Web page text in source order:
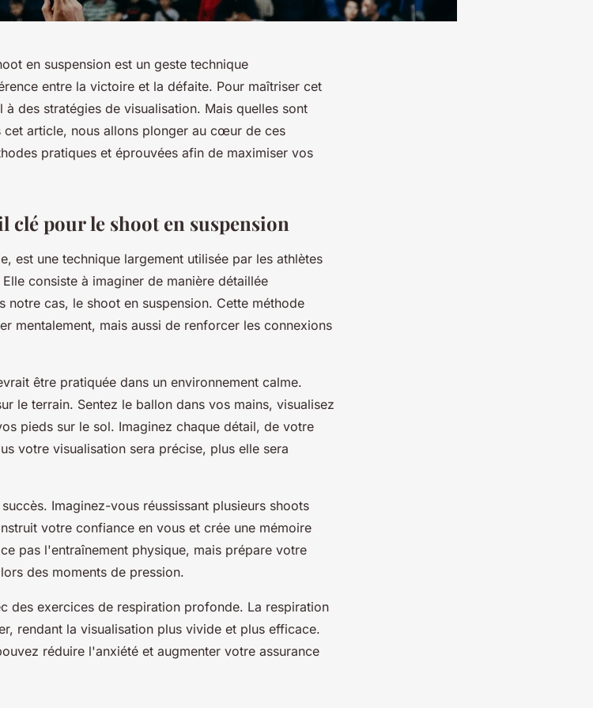
en suspension est un geste technique
entre la victoire et la défaite. Pour maîtriser cet
des stratégies de visualisation. Mais quelles sont
cet article, nous allons plonger au cœur de ces
pratiques et éprouvées afin de maximiser vos
pour le shoot en suspension
est une technique largement utilisée par les athlètes
consiste à imaginer de manière détaillée
cas, le shoot en suspension. Cette méthode
mentalement, mais aussi de renforcer les connexions
être pratiquée dans un environnement calme.
le terrain. Sentez le ballon dans vos mains, visualisez
pieds sur le sol. Imaginez chaque détail, de votre
votre visualisation sera précise, plus elle sera
. Imaginez-vous réussissant plusieurs shoots
votre confiance en vous et crée une mémoire
pas l'entraînement physique, mais prépare votre
des moments de pression.
des exercices de respiration profonde. La respiration
rendant la visualisation plus vivide et plus efficace.
réduire l'anxiété et augmenter votre assurance